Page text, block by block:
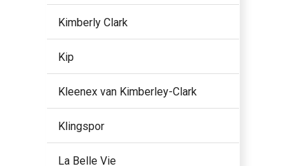
Kimberly Clark
Kip
Kleenex van Kimberley-Clark
Klingspor
La Belle Vie